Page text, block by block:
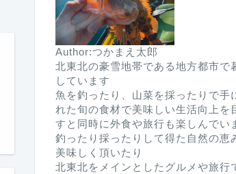
Author:つかまえ太郎
北東北の豪雪地帯である地方都市で
しています
魚を釣ったり、山菜を採ったりで手
れた旬の食材で美味しい生活向上を
すと同時に外食や旅行も楽しんでい
釣ったり採ったりして得た自然の恵
美味しく頂いたり
北東北をメインとしたグルメや旅行